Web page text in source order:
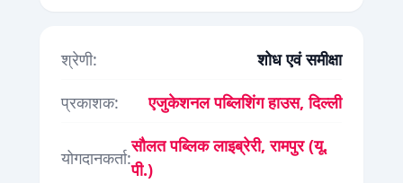
श्रेणी:
शोध एवं समीक्षा
प्रकाशक:
एजुकेशनल पब्लिशिंग हाउस, दिल्ली
योगदानकर्ता:
सौलत पब्लिक लाइब्रेरी, रामपुर (यू.
पी.)